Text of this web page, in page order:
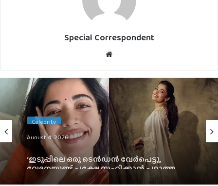
Special Correspondent
Celebrity
August 4, 2026
‘ഇടുപ്പിലെ ഒരു ടെൻഡൻ വേർപെട്ടു,
വേദനയുണ്ട് പക്ഷേ സഹിക്കാൻ പറ്റാത്ത
അത്രയ്ക്ക് ഇല്ല’; രശ്‌മിക